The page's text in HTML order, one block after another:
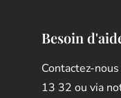
Besoin
Contactez-
13 32 ou via